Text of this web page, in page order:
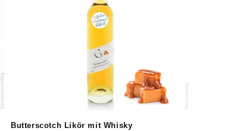
Butterscotch Likör mit Whisky